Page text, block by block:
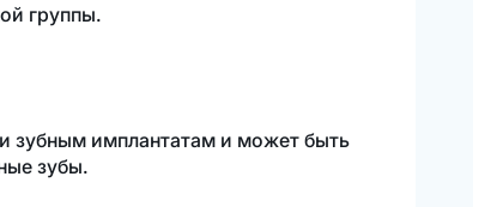
группы.
зубным имплантатам и может быть
зубы.